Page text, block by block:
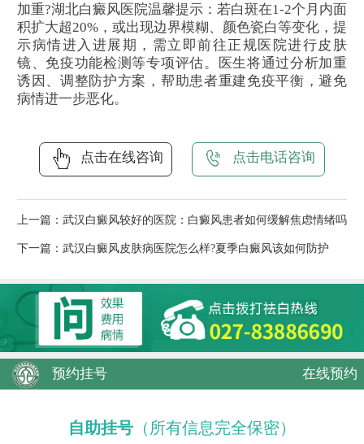
加重?湖北白癜风医院温馨提示：若白斑在1-2个月内面
积扩大超20%，或出现边界模糊、颜色瓷白等变化，提
示病情进入进展期，需立即前往正规医院进行皮肤
镜、免疫功能检测等专项评估。医生将通过分析加重
诱因、调整防护方案，帮助患者重建免疫平衡，避免
病情进一步恶化。
点击在线咨询 点击电话咨询
上一篇： 武汉白癜风较好的医院：白癜风患者如何缓解焦虑情绪吗
下一篇： 武汉白癜风皮肤病医院怎么样?夏季白癜风该如何防护
预约挂号 在线预约
自助挂号 （所有信息完全保密）